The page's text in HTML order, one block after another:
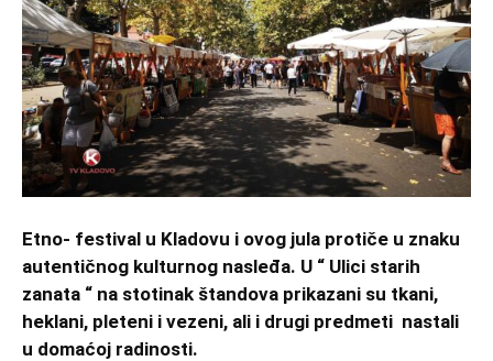
Etno- festival u Kladovu i ovog jula protiče u znaku
autentičnog kulturnog nasleđa. U “ Ulici starih
zanata “ na stotinak štandova prikazani su tkani,
heklani, pleteni i vezeni, ali i drugi predmeti nastali
u domaćoj radinosti.